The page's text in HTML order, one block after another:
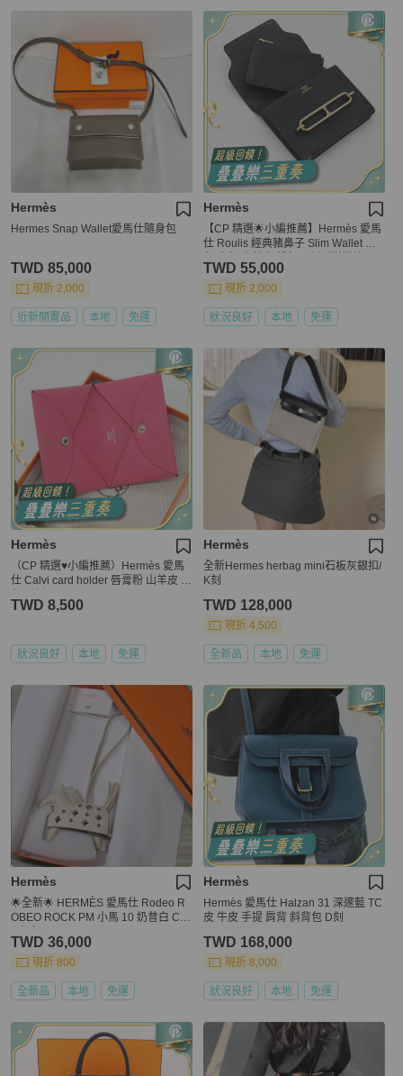
Hermès
Hermes Snap Wallet愛馬仕隨身包
TWD 85,000
現折 2,000
近新閒置品 本地 免運
Hermès
【CP 精選🌟小編推薦】Hermès 愛馬
仕 Roulis 經典豬鼻子 Slim Wallet 黑
以斜背）
TWD 55,000
現折 2,000
狀況良好 本地 免運
Hermès
（CP 精選♥️小編推薦）Hermès 愛馬
仕 Calvi card holder 唇膏粉 山羊皮 卡
TWD 8,500
狀況良好 本地 免運
Hermès
全新Hermes herbag mini石板灰銀扣/
K刻
TWD 128,000
現折 4,500
全新品 本地 免運
Hermès
🌟全新🌟 HERMÈS 愛馬仕 Rodeo R
OBEO ROCK PM 小馬 10 奶昔白 Cra
TWD 36,000
現折 800
全新品 本地 免運
Hermès
Hermès 愛馬仕 Halzan 31 深邃藍 TC
皮 牛皮 手提 肩背 斜背包 D刻
TWD 168,000
現折 8,000
狀況良好 本地 免運